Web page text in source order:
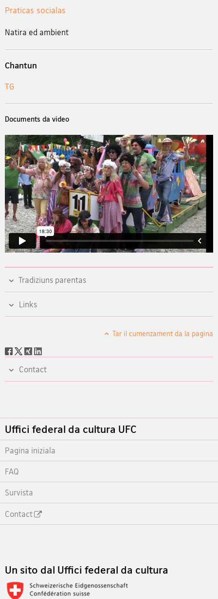
Praticas socialas
Natira ed ambient
Chantun
TG
Documents da video
Tradiziuns parentas
Links
Tar il cumenzament da la pagina
Social
Contact
Footer
Uffici federal da cultura UFC
Pagina iniziala
FAQ
Survista
Contact
Un sito dal Uffici federal da cultura